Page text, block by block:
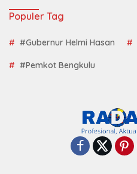
Populer Tag
#Gubernur Helmi Hasan
#Pemkot Bengkulu